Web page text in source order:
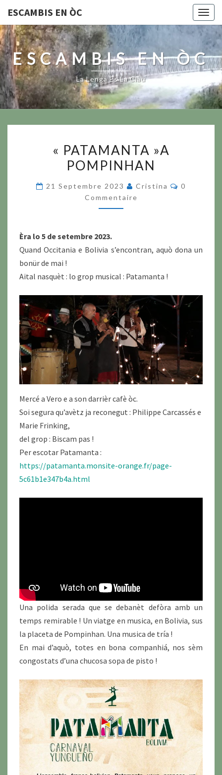
ESCAMBIS EN ÒC
ESCAMBIS EN ÒC
La Lenga Es La Clau
POMPINHAN
« PATAMANTA »A
POMPINHAN
21 Septembre 2023 Cristina
0
Commentaire
Èra lo 5 de setembre 2023.
Quand Occitania e Bolivia s’encontran, aquò dona un
bonür de mai !
Aital nasquèt : lo grop musical : Patamanta !
Mercé a Vero e a son darrièr cafè òc.
Soi segura qu’avètz ja reconegut : Philippe Carcassés e
Marie Frinking,
del grop : Biscam pas !
Per escotar Patamanta :
https://patamanta.monsite-orange.fr/page-
5c61b1e347b4a.html
Una polida serada que se debanèt defòra amb un
temps remirable ! Un viatge en musica, en Bolivia, sus
la placeta de Pompinhan. Una musica de tría !
En mai d’aquò, totes en bona companhiá, nos sèm
congostats d’una chucosa sopa de pisto !